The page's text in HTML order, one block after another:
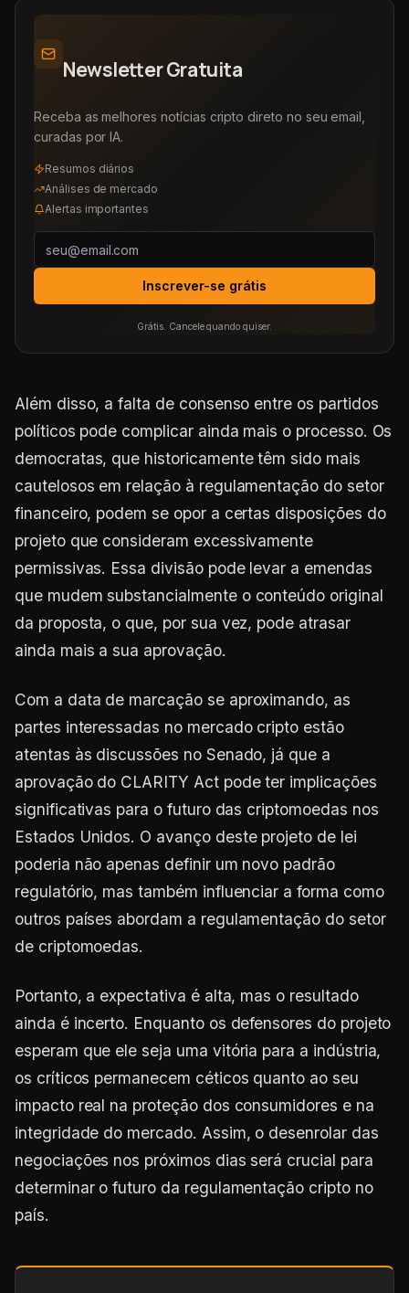
Newsletter Gratuita
Receba as melhores notícias cripto direto no seu email,
curadas por IA.
Resumos diários
Análises de mercado
Alertas importantes
Inscrever-se grátis
Grátis. Cancele quando quiser.
Além disso, a falta de consenso entre os partidos
políticos pode complicar ainda mais o processo. Os
democratas, que historicamente têm sido mais
cautelosos em relação à regulamentação do setor
financeiro, podem se opor a certas disposições do
projeto que consideram excessivamente
permissivas. Essa divisão pode levar a emendas
que mudem substancialmente o conteúdo original
da proposta, o que, por sua vez, pode atrasar
ainda mais a sua aprovação.
Com a data de marcação se aproximando, as
partes interessadas no mercado cripto estão
atentas às discussões no Senado, já que a
aprovação do CLARITY Act pode ter implicações
significativas para o futuro das criptomoedas nos
Estados Unidos. O avanço deste projeto de lei
poderia não apenas definir um novo padrão
regulatório, mas também influenciar a forma como
outros países abordam a regulamentação do setor
de criptomoedas.
Portanto, a expectativa é alta, mas o resultado
ainda é incerto. Enquanto os defensores do projeto
esperam que ele seja uma vitória para a indústria,
os críticos permanecem céticos quanto ao seu
impacto real na proteção dos consumidores e na
integridade do mercado. Assim, o desenrolar das
negociações nos próximos dias será crucial para
determinar o futuro da regulamentação cripto no
país.